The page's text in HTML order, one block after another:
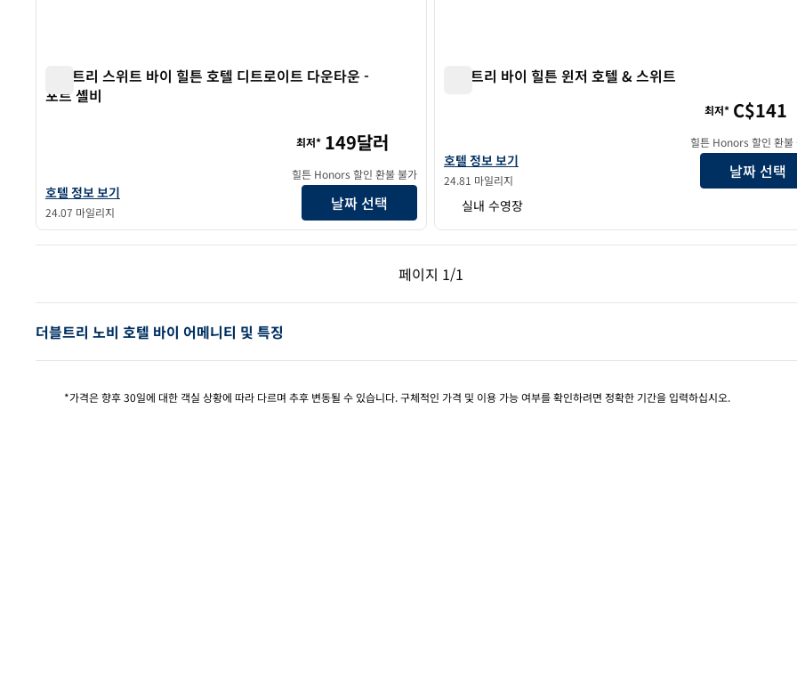
더블트리 스위트 바이 힐튼 호텔 디트로이트 다운타운 -
포트 셸비
더블트리 스위트 바이 힐튼 호텔 디트로이트 다운타운 - 포트 셸비의 호텔 정보 보기
호텔 정보 보기
24.07 마일리지
최저* 149달러
힐튼 Honors 할인 환불 불가
날짜 선택
더블트리 바이 힐튼 윈저 호텔 & 스위트
더블트리 바이 힐튼 윈저 호텔 & 스위트의 호텔 정보 보기
호텔 정보 보기
24.81 마일리지
최저* C$141
힐튼 Honors 할인 환불
날짜 선택
실내 수영장
페이지 1/1
이전 페이지, 1/1
페이지 1/1
더블트리 노비 호텔 바이 어메니티 및 특징
*가격은 향후 30일에 대한 객실 상황에 따라 다르며 추후 변동될 수 있습니다. 구체적인 가격 및 이용 가능 여부를 확인하려면 정확한 기간을 입력하십시오.